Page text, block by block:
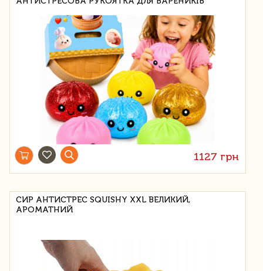
1127 грн
СИР АНТИСТРЕС SQUISHY XXL ВЕЛИКИЙ,
АРОМАТНИЙ